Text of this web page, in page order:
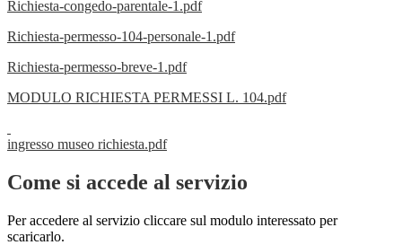
Richiesta-congedo-parentale-1.pdf
Richiesta-permesso-104-personale-1.pdf
Richiesta-permesso-breve-1.pdf
MODULO RICHIESTA PERMESSI L. 104.pdf
ingresso museo richiesta.pdf
Come si accede al servizio
Per accedere al servizio cliccare sul modulo interessato per
scaricarlo.